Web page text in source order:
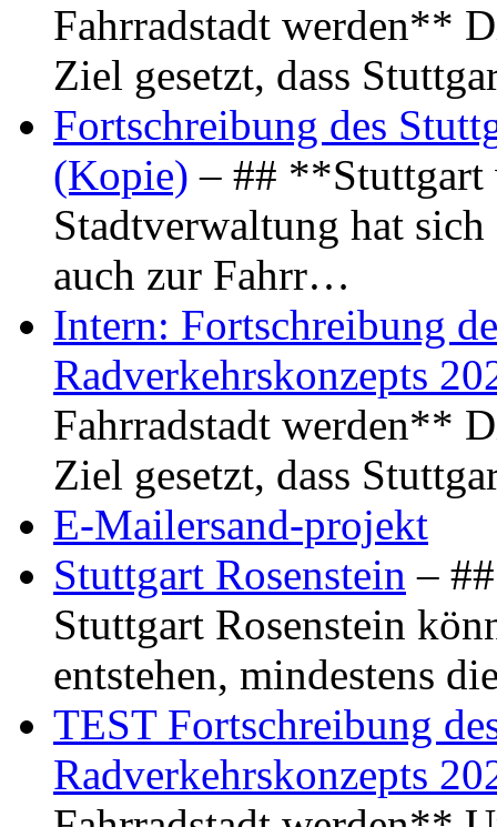
Fahrradstadt werden**
Ziel gesetzt, dass
Fortschreibung des
(Kopie) – ## **Stuttgart
Stadtverwaltung hat
auch zur Fahrr…
Intern: Fortschreibung
Radverkehrskonzepts
Fahrradstadt werden**
Ziel gesetzt, dass
E-Mailersand-projekt
Stuttgart Rosenstein –
Stuttgart Rosenstein
entstehen, mindestens
TEST Fortschreibung
Radverkehrskonzepts